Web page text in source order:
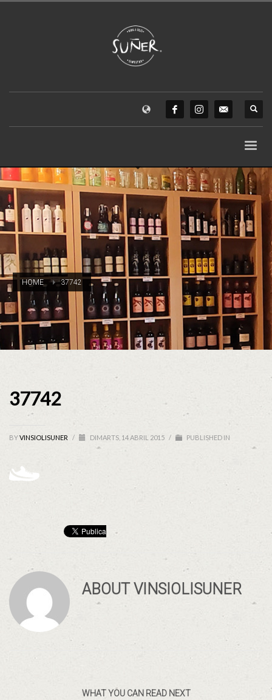
HOME 37742
37742
BYVINSIOLISUNER / DIMARTS, 14 ABRIL 2015 / PUBLISHED IN
ABOUTVINSIOLISUNER
WHAT YOU CAN READ NEXT